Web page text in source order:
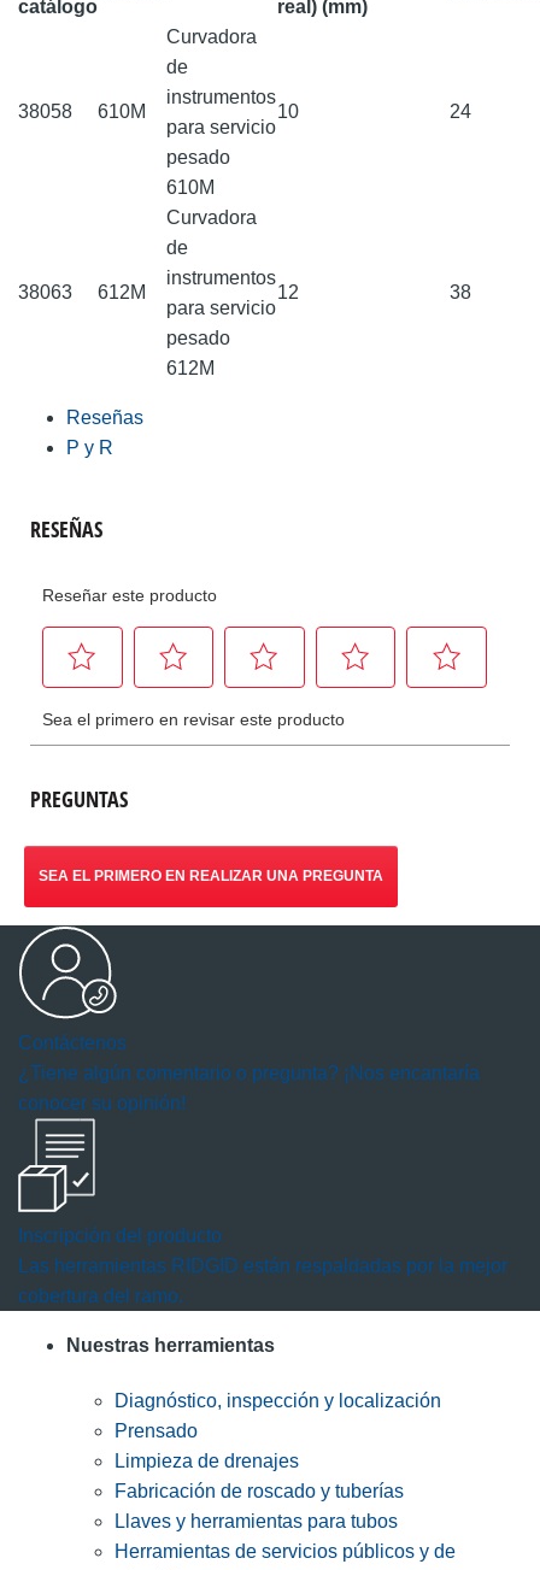
catálogo
real) (mm)
38058 610M
Curvadora
de
instrumentos
para servicio
pesado
610M
10 24
38063 612M
Curvadora
de
instrumentos
para servicio
pesado
612M
12 38
Reseñas
P y R
PREGUNTAS
SEA EL PRIMERO EN REALIZAR UNA PREGUNTA
Contáctenos
¿Tiene algún comentario o pregunta? ¡Nos encantaría
conocer su opinión!
Inscripción del producto
Las herramientas RIDGID están respaldadas por la mejor
cobertura del ramo.
Nuestras herramientas
Diagnóstico, inspección y localización
Prensado
Limpieza de drenajes
Fabricación de roscado y tuberías
Llaves y herramientas para tubos
Herramientas de servicios públicos y de